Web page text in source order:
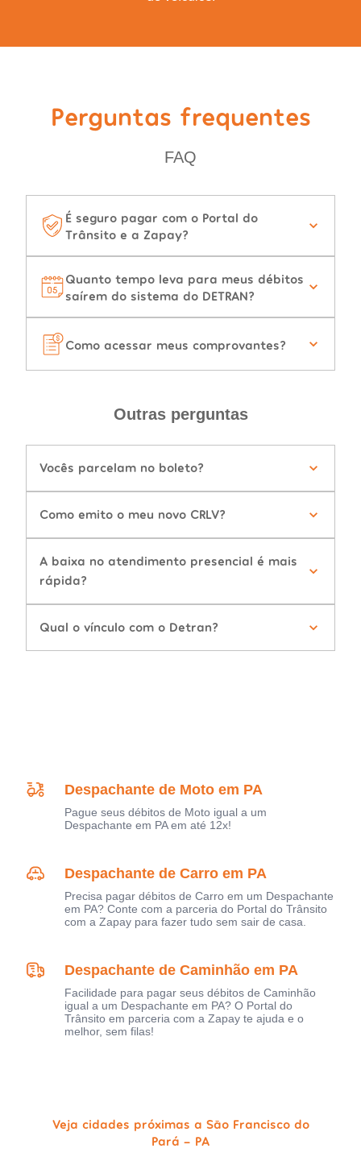
Perguntas frequentes
FAQ
É seguro pagar com o Portal do
Trânsito e a Zapay?
Quanto tempo leva para meus débitos
saírem do sistema do DETRAN?
Como acessar meus comprovantes?
Outras perguntas
Vocês parcelam no boleto?
Como emito o meu novo CRLV?
A baixa no atendimento presencial é mais
rápida?
Qual o vínculo com o Detran?
Despachante de Moto em PA
Pague seus débitos de Moto igual a um
Despachante em PA em até 12x!
Despachante de Carro em PA
Precisa pagar débitos de Carro em um Despachante
em PA? Conte com a parceria do Portal do Trânsito
com a Zapay para fazer tudo sem sair de casa.
Despachante de Caminhão em PA
Facilidade para pagar seus débitos de Caminhão
igual a um Despachante em PA? O Portal do
Trânsito em parceria com a Zapay te ajuda e o
melhor, sem filas!
Veja cidades próximas a São Francisco do
Pará - PA